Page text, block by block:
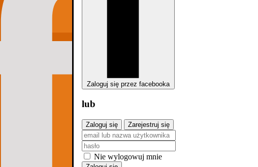
Zaloguj się przez facebooka
lub
Zaloguj się Zarejestruj się
Nie wylogowuj mnie